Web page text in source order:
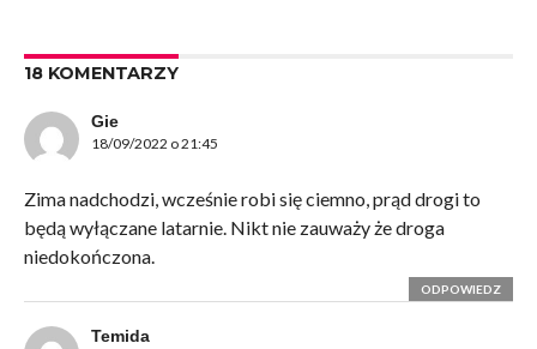
18 KOMENTARZY
Gie
18/09/2022 o 21:45
Zima nadchodzi, wcześnie robi się ciemno, prąd drogi to
będą wyłączane latarnie. Nikt nie zauważy że droga
niedokończona.
ODPOWIEDZ
Temida